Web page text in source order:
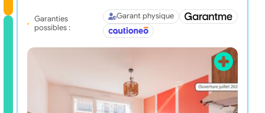
Garanties
possibles :
Garant physique